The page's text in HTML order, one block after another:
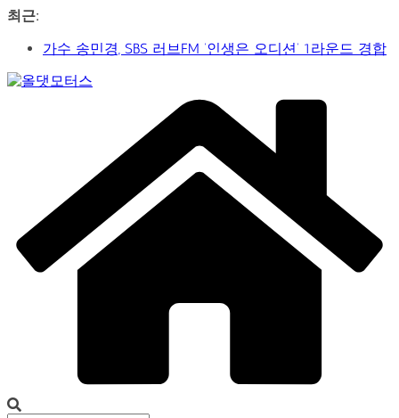
콘
로
건
최근:
신구-박근형 배우의 압도적 존재감…연극 베니스의 상
인
가수 송민경, SBS 러브FM ‘인생은 오디션’ 1라운드 경합
통과… 명곡 ‘섬마을 선생님’으로 전한 진심
제2회 아트코리아 Why 포럼… 김리원 작가, 글로벌 아트
페어 진출 전략 제시
YAYO(야요) 작가 2026 홍대아트앤디자인밸리에서 bac
아트페어 참여, 신작 판매이어져
‘비극적 운명’의 서사… 연극 ‘오이디푸스’, 압도적 몰입감
으로 객석 사로잡다